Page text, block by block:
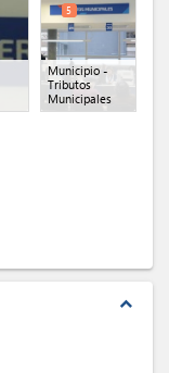
Municipio -
Tributos
Municipales
5
expand_less